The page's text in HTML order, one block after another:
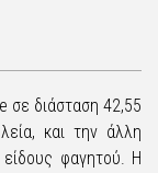
σε διάσταση 42,55
και την άλλη
φαγητού. Η